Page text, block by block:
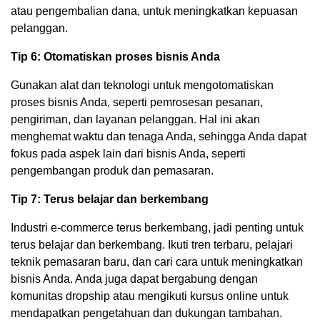
atau pengembalian dana, untuk meningkatkan kepuasan
pelanggan.
Tip 6: Otomatiskan proses bisnis Anda
Gunakan alat dan teknologi untuk mengotomatiskan
proses bisnis Anda, seperti pemrosesan pesanan,
pengiriman, dan layanan pelanggan. Hal ini akan
menghemat waktu dan tenaga Anda, sehingga Anda dapat
fokus pada aspek lain dari bisnis Anda, seperti
pengembangan produk dan pemasaran.
Tip 7: Terus belajar dan berkembang
Industri e-commerce terus berkembang, jadi penting untuk
terus belajar dan berkembang. Ikuti tren terbaru, pelajari
teknik pemasaran baru, dan cari cara untuk meningkatkan
bisnis Anda. Anda juga dapat bergabung dengan
komunitas dropship atau mengikuti kursus online untuk
mendapatkan pengetahuan dan dukungan tambahan.